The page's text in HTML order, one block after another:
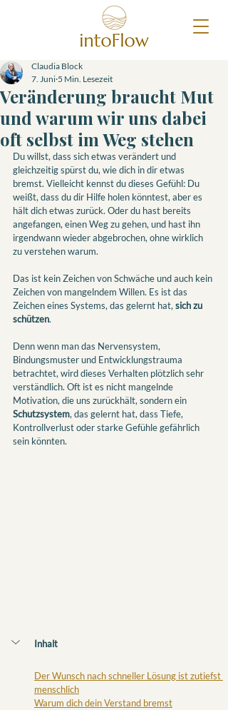
Veränderung braucht Mut
und warum wir uns dabei
oft selbst im Weg stehen
Claudia Block
7. Juni 5 Min. Lesezeit
Du willst, dass sich etwas verändert und
gleichzeitig spürst du, wie dich in dir etwas
bremst. Vielleicht kennst du dieses Gefühl: Du
weißt, dass du dir Hilfe holen könntest, aber es
hält dich etwas zurück. Oder du hast bereits
angefangen, einen Weg zu gehen, und hast ihn
irgendwann wieder abgebrochen, ohne wirklich
zu verstehen warum.
Das ist kein Zeichen von Schwäche und auch kein
Zeichen von mangelndem Willen. Es ist das
Zeichen eines Systems, das gelernt hat, sich zu
schützen.
Denn wenn man das Nervensystem,
Bindungsmuster und Entwicklungstrauma
betrachtet, wird dieses Verhalten plötzlich sehr
verständlich. Oft ist es nicht mangelnde
Motivation, die uns zurückhält, sondern ein
Schutzsystem, das gelernt hat, dass Tiefe,
Kontrollverlust oder starke Gefühle gefährlich
sein könnten.
Inhalt
Der Wunsch nach schneller Lösung ist zutiefst
menschlich
Warum dich dein Verstand bremst